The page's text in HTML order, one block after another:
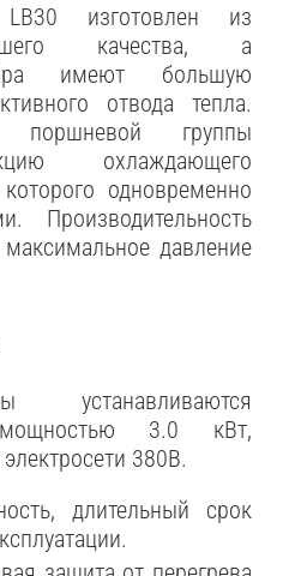
изготовлен из
качества, а
имеют большую
отвода тепла.
группы
охлаждающего
одновременно
Производительность
давление
устанавливаются
мощностью 3.0 кВт,
380В.
длительный срок